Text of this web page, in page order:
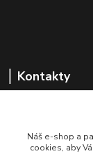
Kontakty
+420 602
(Po-Pá, 9-18 hod.)
Náš e-shop a
cookies, aby